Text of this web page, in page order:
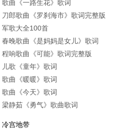
歌曲《一路生花》歌词
刀郎歌曲《罗刹海市》歌词完整版
军歌大全100首
春晚歌曲《是妈妈是女儿》歌词
程响歌曲《可能》歌词完整版
儿歌《童年》歌词
歌曲《暖暖》歌词
歌曲《今天》歌词
梁静茹《勇气》歌曲歌词
冷宫地带